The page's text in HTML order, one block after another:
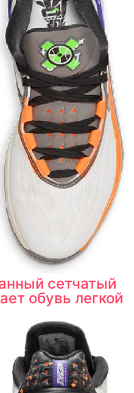
деньги
сетчатый
обувь легкой